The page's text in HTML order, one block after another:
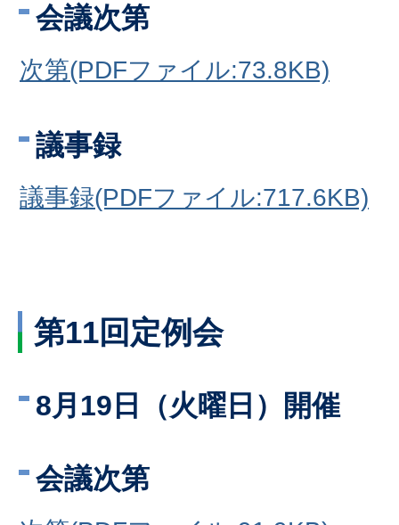
会議次第
次第(PDFファイル:73.8KB)
議事録
議事録(PDFファイル:717.6KB)
第11回定例会
8月19日（火曜日）開催
会議次第